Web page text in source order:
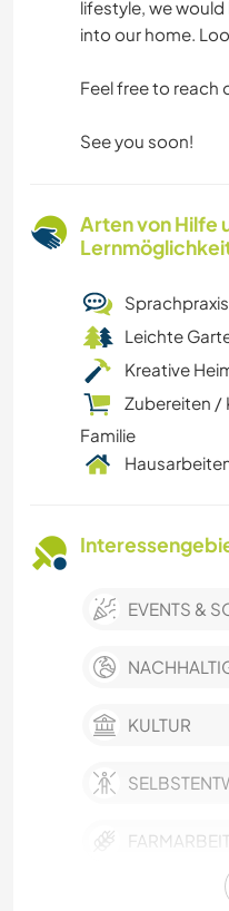
lifestyle, we
into our home.
Feel free to reach
See you soon!
Arten von Hilfe
Sprachpraxis
Leichte
Kreative
Zubereiten /
Familie
EVENTS &
KULTUR
FARMARBEIT
KUNST &